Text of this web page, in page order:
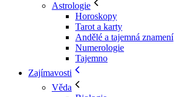
Astrologie
Horoskopy
Tarot a karty
Andělé a tajemná znamení
Numerologie
Tajemno
Zajímavosti
Věda